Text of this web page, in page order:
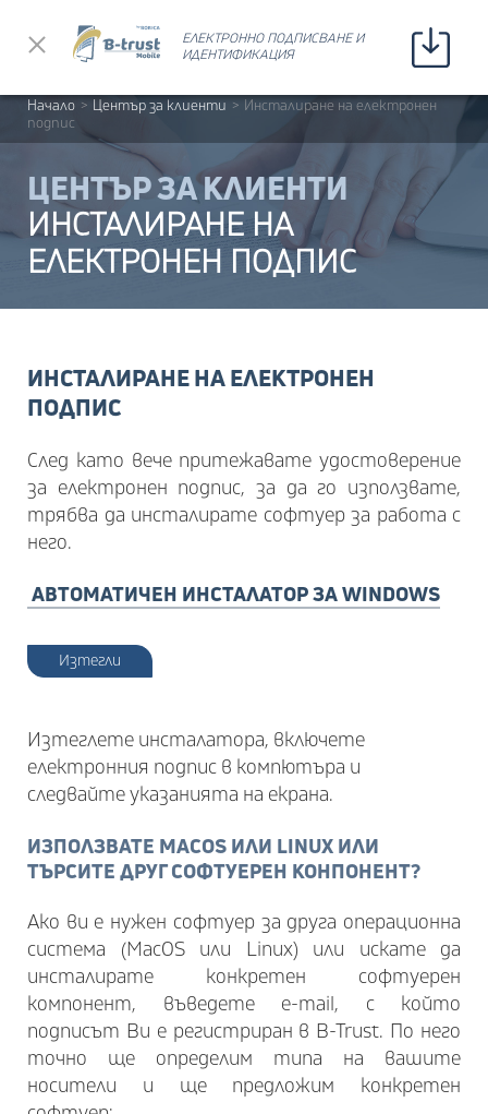
ЕЛЕКТРОННО ПОДПИСВАНЕ И
ИДЕНТИФИКАЦИЯ
ЕЛЕКТРОННО ПОДПИСВАНЕ И
ИДЕНТИФИКАЦИЯ
Начало > Център за клиенти > Инсталиране на електронен
подпис
ЦЕНТЪР ЗА КЛИЕНТИ
ИНСТАЛИРАНЕ НА
ЕЛЕКТРОНЕН ПОДПИС
ИНСТАЛИРАНЕ НА ЕЛЕКТРОНЕН
ПОДПИС
След като вече притежавате удостоверение
за електронен подпис, за да го използвате,
трябва да инсталирате софтуер за работа с
него.
АВТОМАТИЧЕН ИНСТАЛАТОР ЗА WINDOWS
Изтегли
Изтеглете инсталатора, включете
електронния подпис в компютъра и
следвайте указанията на екрана.
ИЗПОЛЗВАТЕ MACOS ИЛИ LINUX ИЛИ
ТЪРСИТЕ ДРУГ СОФТУЕРЕН КОНПОНЕНТ?
Ако ви е нужен софтуер за друга операционна
система (MacOS или Linux) или искате да
инсталирате конкретен софтуерен
компонент, въведете e-mail, с който
подписът Ви е регистриран в B-Trust. По него
точно ще определим типа на вашите
носители и ще предложим конкретен